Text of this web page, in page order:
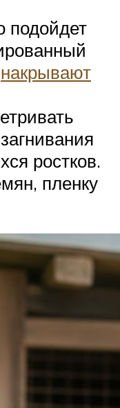
подойдет
накрывают
ростков.
пленку